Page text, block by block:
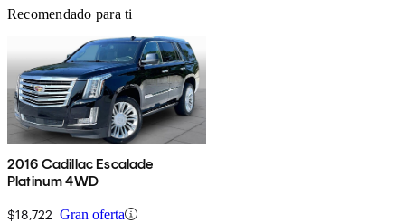
Recomendado para ti
2016 Cadillac Escalade
Platinum 4WD
$18,722 Gran oferta